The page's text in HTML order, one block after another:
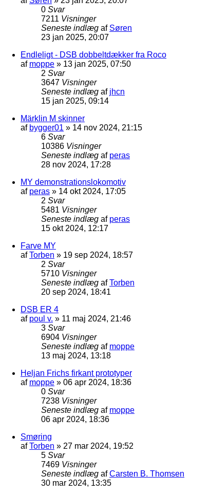
0 Svar
7211 Visninger
Seneste indlæg af Søren
23 jan 2025, 20:07
Endleligt - DSB dobbeltdækker fra Roco
af moppe » 13 jan 2025, 07:50
2 Svar
3647 Visninger
Seneste indlæg af jhcn
15 jan 2025, 09:14
Märklin M skinner
af bygger01 » 14 nov 2024, 21:15
6 Svar
10386 Visninger
Seneste indlæg af peras
28 nov 2024, 17:28
MY demonstrationslokomotiv
af peras » 14 okt 2024, 17:05
2 Svar
5481 Visninger
Seneste indlæg af peras
15 okt 2024, 12:17
Farve MY
afTorben » 19 sep 2024, 18:57
2 Svar
5710 Visninger
Seneste indlæg afTorben
20 sep 2024, 18:41
DSB ER 4
af poul v. » 11 maj 2024, 21:46
3 Svar
6904 Visninger
Seneste indlæg af moppe
13 maj 2024, 13:18
Heljan Frichs firkant prototyper
af moppe » 06 apr 2024, 18:36
0 Svar
7238 Visninger
Seneste indlæg af moppe
06 apr 2024, 18:36
Smøring
afTorben » 27 mar 2024, 19:52
5 Svar
7469 Visninger
Seneste indlæg afCarsten B. Thomsen
30 mar 2024, 13:35